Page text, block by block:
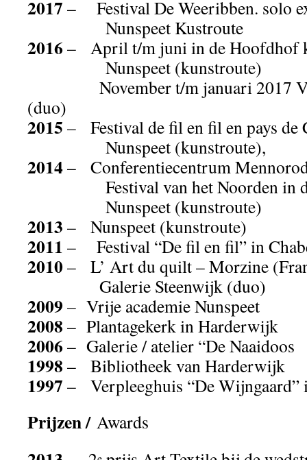
2017 – Festival De Weeribben. solo
Nunspeet Kustroute
2016 – April t/m juni in de Hoofdhof
Nunspeet (kunstroute)
November t/m januari 2017
(duo)
2015 – Festival de fil en fil en pays de
Nunspeet (kunstroute),
2014– Conferentiecentrum
Festival van het Noorden in de
Nunspeet (kunstroute)
2013 – Nunspeet (kunstroute)
2011 – Festival “De fil en fil” in
2010– L’ Art du quilt – Morzine
Galerie Steenwijk (duo)
2009 – Vrije academie Nunspeet
2008 – Plantagekerk in Harderwijk
2006 – Galerie / atelier “De Naaidoos
1998 – Bibliotheek van Harderwijk
1997 – Verpleeghuis “De Wijngaard”
Prijzen / Awards